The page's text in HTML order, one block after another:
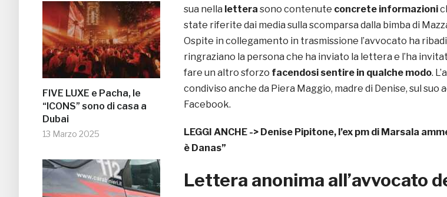
FIVE LUXE e Pacha, le
“ICONS” sono di casa a
Dubai
13 Marzo 2025
sua nella lettera sono contenute concrete informazioni
state riferite dai media sulla scomparsa dalla bimba di
Ospite in collegamento in trasmissione l’avvocato ha
ringraziano la persona che ha inviato la lettera e l’ha
fare un altro sforzo facendosi sentire in qualche modo.
condiviso anche da Piera Maggio, madre di Denise, sul suo
Facebook.
LEGGI ANCHE -> Denise Pipitone, l’ex pm di Marsala
è Danas”
Lettera anonima all’avvocato